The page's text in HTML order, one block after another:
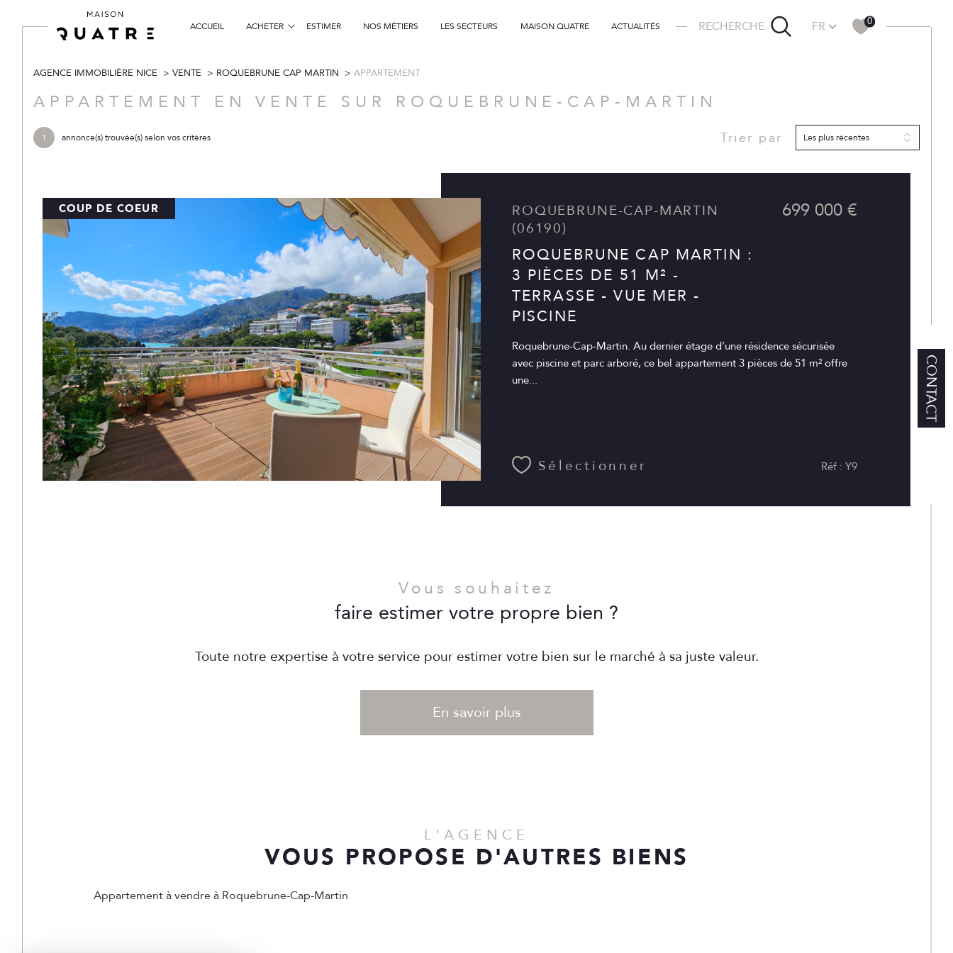
ACCUEIL ACHETER
particuliers
ESTIMER NOS MÉTIERS LES SECTEURS MAISON QUATRE ACTUALITÉS RECHERCHE Langue
FR 0
CONTACT
de l'ancien
de l'ancien
Louer Estimer
TYPE DE BIEN Filtrer
AGENCE IMMOBILIÈRE NICE VENTE ROQUEBRUNE CAP MARTIN APPARTEMENT
APPARTEMENT EN VENTE SUR ROQUEBRUNE-CAP-MARTIN
1 annonce(s) trouvée(s) selon vos critères Trier par Les plus récentes
ROQUEBRUNE-CAP-MARTIN
(06190)
ROQUEBRUNE CAP MARTIN :
3 PIÈCES DE 51 M² -
TERRASSE - VUE MER -
PISCINE
699 000 €
Roquebrune-Cap-Martin. Au dernier étage d’une résidence sécurisée
avec piscine et parc arboré, ce bel appartement 3 pièces de 51 m² offre
une...
Sélectionner Réf : Y9
COUP DE COEUR
Vous souhaitez
faire estimer votre propre bien ?
Toute notre expertise à votre service pour estimer votre bien sur le marché à sa juste valeur.
En savoir plus
L'AGENCE
VOUS PROPOSE D'AUTRES BIENS
Appartement à vendre à Roquebrune-Cap-Martin